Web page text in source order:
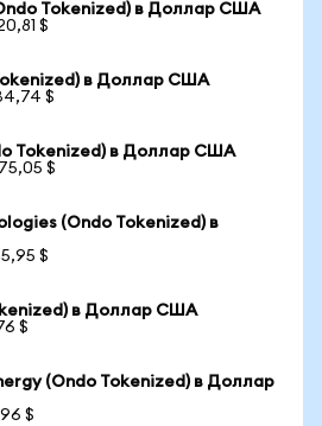
Tokenized) в Доллар США
$
в Доллар США
$
Tokenized) в Доллар США
$
(Ondo Tokenized) в
$
в Доллар США
$
(Ondo Tokenized) в Доллар
$